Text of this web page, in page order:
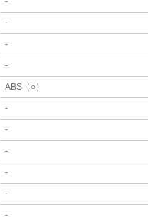
-
-
-
ABS（○）
-
-
-
-
-
-